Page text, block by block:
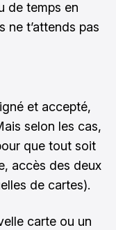
de temps en
ne t’attends pas
et accepté,
selon les cas,
que tout soit
accès des deux
de cartes).
carte ou un